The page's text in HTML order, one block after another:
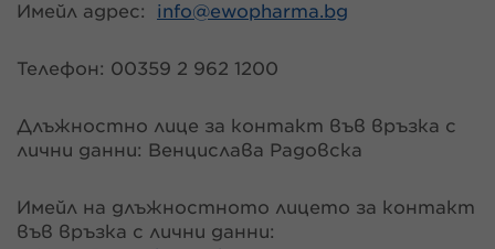
Имейл адрес: info@ewopharma.bg
Телефон: 00359 2 962 1200
Длъжностно лице за контакт във връзка с
лични данни: Венцислава Радовска
Имейл на длъжностното лицето за контакт
във връзка с лични данни: